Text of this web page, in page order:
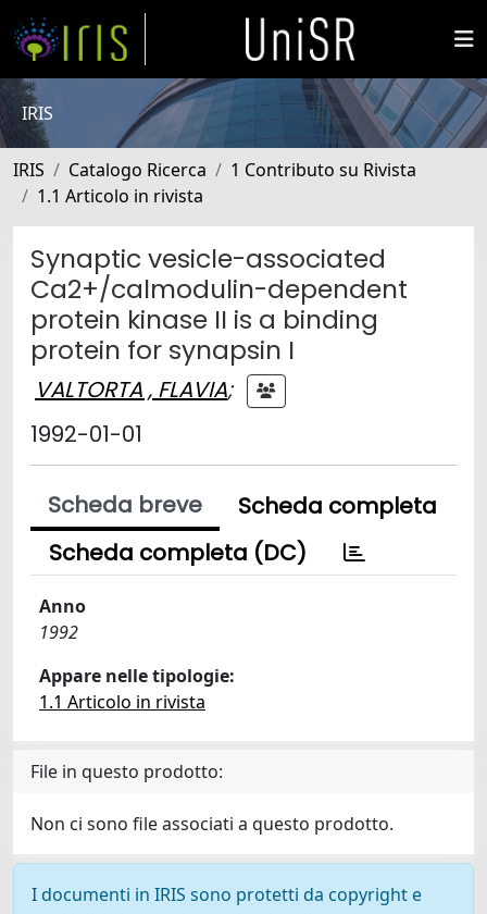
IRIS
IRIS Catalogo Ricerca
1 Contributo su Rivista
1.1 Articolo in rivista
Synaptic vesicle-associated
Ca2+/calmodulin-dependent
protein kinase II is a binding
protein for synapsin I
VALTORTA , FLAVIA;
1992-01-01
Scheda breve
Scheda completa
Scheda completa (DC)
Anno
1992
Appare nelle tipologie:
1.1 Articolo in rivista
File in questo prodotto:
Non ci sono file associati a questo prodotto.
I documenti in IRIS sono protetti da copyright e